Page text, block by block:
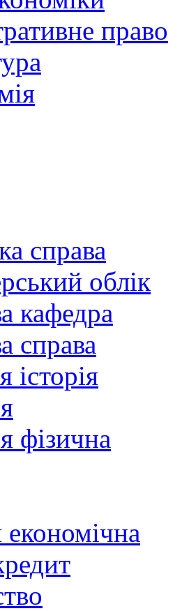
право
справа
облік
кафедра
справа
історія
фізична
економічна